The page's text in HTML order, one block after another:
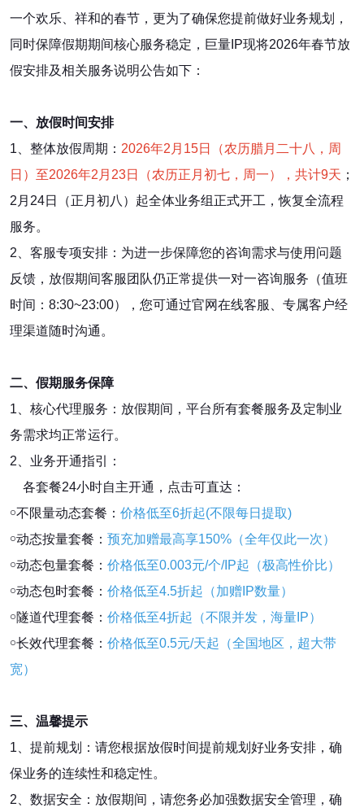
一个欢乐、祥和的春节，更为了确保您提前做好业务规划，
同时保障假期期间核心服务稳定，巨量IP现将2026年春节放
假安排及相关服务说明公告如下：
一、放假时间安排
1、整体放假周期： 2026年2月15日（农历腊月二十八，周
日）至2026年2月23日（农历正月初七，周一），共计9天 ；
2月24日（正月初八）起全体业务组正式开工，恢复全流程
服务。
2、客服专项安排：为进一步保障您的咨询需求与使用问题
反馈，放假期间客服团队仍正常提供一对一咨询服务（值班
时间：8:30~23:00），您可通过官网在线客服、专属客户经
理渠道随时沟通。
二、假期服务保障
1、核心代理服务：放假期间，平台所有套餐服务及定制业
务需求均正常运行。
2、业务开通指引：
各套餐24小时自主开通，点击可直达：
￮不限量动态套餐： 价格低至6折起(不限每日提取)
￮动态按量套餐： 预充加赠最高享150%（全年仅此一次）
￮动态包量套餐： 价格低至0.003元/个/IP起（极高性价比）
￮动态包时套餐： 价格低至4.5折起（加赠IP数量）
￮隧道代理套餐： 价格低至4折起（不限并发，海量IP）
￮长效代理套餐： 价格低至0.5元/天起（全国地区，超大带
宽）
三、温馨提示
1、提前规划：请您根据放假时间提前规划好业务安排，确
保业务的连续性和稳定性。
2、数据安全：放假期间，请您务必加强数据安全管理，确